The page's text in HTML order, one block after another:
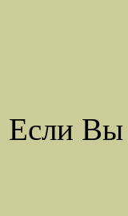
Если Вы